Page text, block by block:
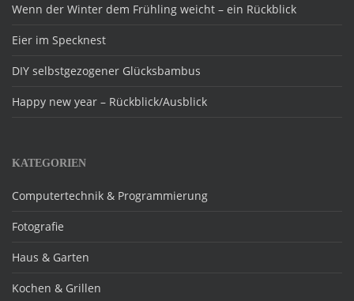
Wenn der Winter dem Frühling weicht – ein Rückblick
Eier im Specknest
DIY selbstgezogener Glücksbambus
Happy new year – Rückblick/Ausblick
KATEGORIEN
Computertechnik & Programmierung
Fotografie
Haus & Garten
Kochen & Grillen